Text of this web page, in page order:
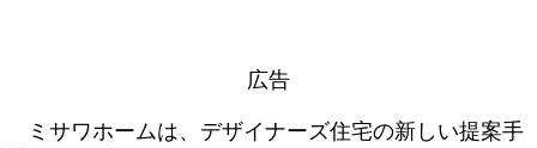
広告
ミサワホームは、デザイナーズ住宅の新しい提案手